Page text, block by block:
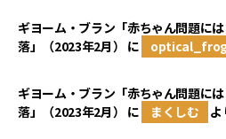
ギヨーム・ブラン「赤ちゃん問題に
落」（2023年2月） に optical_frog
ギヨーム・ブラン「赤ちゃん問題に
落」（2023年2月） に まくしむ よ